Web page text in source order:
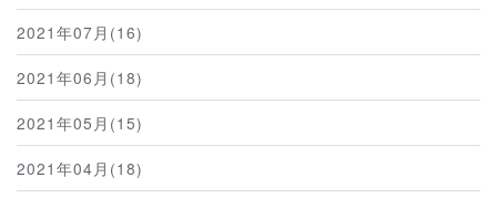
2021年07月(16)
2021年06月(18)
2021年05月(15)
2021年04月(18)